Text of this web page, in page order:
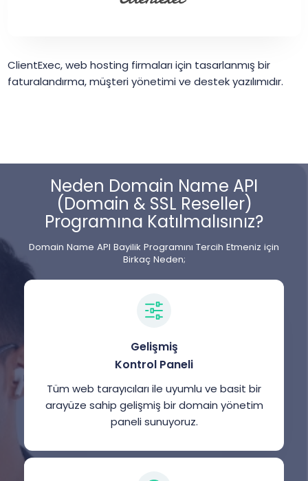
ClientExec, web hosting firmaları için tasarlanmış bir
faturalandırma, müşteri yönetimi ve destek yazılımıdır.
Neden Domain Name API
(Domain & SSL Reseller)
Programına Katılmalısınız?
Domain Name API Bayilik Programını Tercih Etmeniz için
Birkaç Neden;
Gelişmiş
Kontrol Paneli
Tüm web tarayıcıları ile uyumlu ve basit bir
arayüze sahip gelişmiş bir domain yönetim
paneli sunuyoruz.